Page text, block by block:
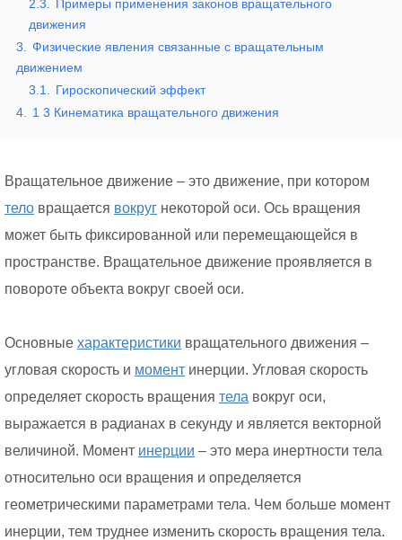
2.3.
Примеры применения законов вращательного
движения
3.
Физические явления связанные с вращательным
движением
3.1.
Гироскопический эффект
4.
1 3 Кинематика вращательного движения
Вращательное движение – это движение, при котором
тело вращается вокруг некоторой оси. Ось вращения
может быть фиксированной или перемещающейся в
пространстве. Вращательное движение проявляется в
повороте объекта вокруг своей оси.
Основные характеристики вращательного движения –
угловая скорость и момент инерции. Угловая скорость
определяет скорость вращения тела вокруг оси,
выражается в радианах в секунду и является векторной
величиной. Момент инерции – это мера инертности тела
относительно оси вращения и определяется
геометрическими параметрами тела. Чем больше момент
инерции, тем труднее изменить скорость вращения тела.